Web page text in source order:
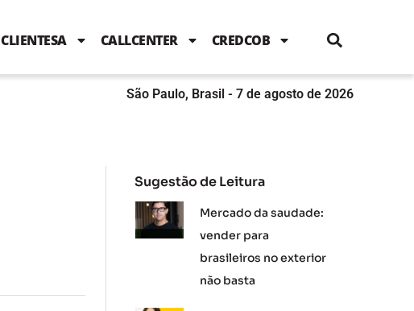
b
o
k
t
e
b
n
g
a
m
CLIENTESA CALLCENTER CREDCOB
São Paulo, Brasil - 7 de agosto de 2026
Sugestão de Leitura
Mercado da saudade:
vender para
brasileiros no exterior
não basta